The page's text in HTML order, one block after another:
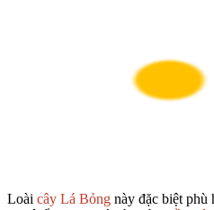
Loài cây Lá Bỏng này đặc biệt